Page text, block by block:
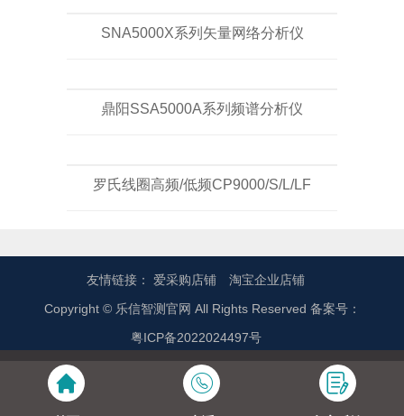
SNA5000X系列矢量网络分析仪
鼎阳SSA5000A系列频谱分析仪
罗氏线圈高频/低频CP9000/S/L/LF
友情链接： 爱采购店铺
淘宝企业店铺
Copyright © 乐信智测官网 All Rights Reserved 备案号：
粤ICP备2022024497号